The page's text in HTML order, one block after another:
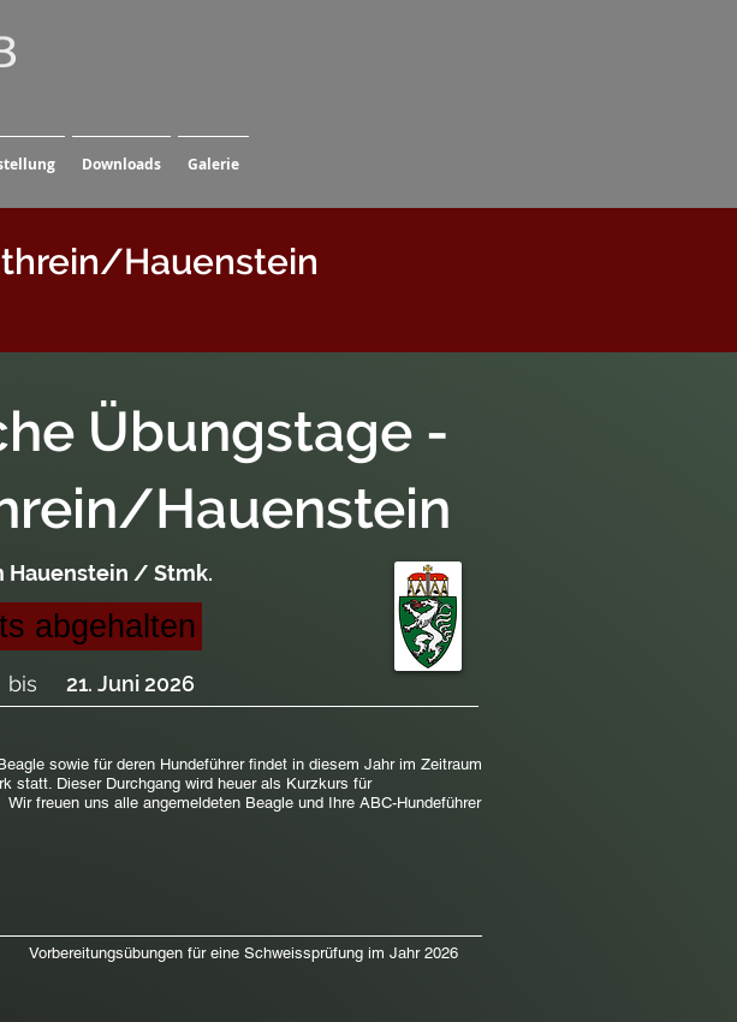
Downloads Galerie
Hauenstein
Übungstage -
Hauenstein
Hauenstein / Stmk.
abgehalten
bis 21. Juni 2026
sowie für deren Hundeführer findet in diesem Jahr im Zeitraum
statt. Dieser Durchgang wird heuer als Kurzkurs für
freuen uns alle angemeldeten Beagle und Ihre ABC-Hundeführer
Vorbereitungsübungen für eine Schweissprüfung im Jahr 2026